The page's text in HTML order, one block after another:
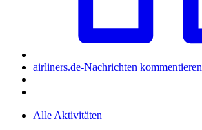
airliners.de-Nachrichten kommentieren
Alle Aktivitäten